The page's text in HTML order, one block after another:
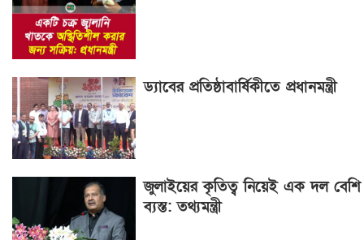
ড্যাবের প্রতিষ্ঠাবার্ষিকীতে প্রধানমন্ত্রী
জুলাইয়ের কৃতিত্ব নিয়েই এক দল বেশি
ব্যস্ত: তথ্যমন্ত্রী